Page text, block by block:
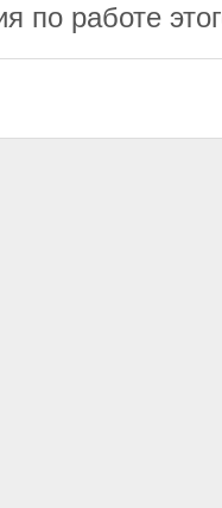
по работе